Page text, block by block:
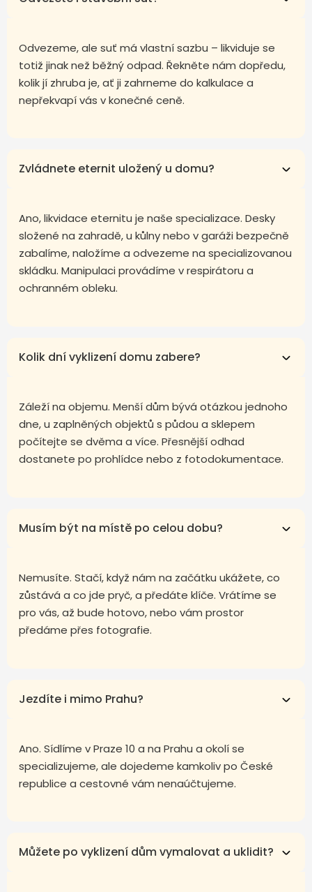
Odvezeme, ale suť má vlastní sazbu – likviduje se
totiž jinak než běžný odpad. Řekněte nám dopředu,
kolik jí zhruba je, ať ji zahrneme do kalkulace a
nepřekvapí vás v konečné ceně.
Zvládnete eternit uložený u domu?
Ano, likvidace eternitu je naše specializace. Desky
složené na zahradě, u kůlny nebo v garáži bezpečně
zabalíme, naložíme a odvezeme na specializovanou
skládku. Manipulaci provádíme v respirátoru a
ochranném obleku.
Kolik dní vyklizení domu zabere?
Záleží na objemu. Menší dům bývá otázkou jednoho
dne, u zaplněných objektů s půdou a sklepem
počítejte se dvěma a více. Přesnější odhad
dostanete po prohlídce nebo z fotodokumentace.
Musím být na místě po celou dobu?
Nemusíte. Stačí, když nám na začátku ukážete, co
zůstává a co jde pryč, a předáte klíče. Vrátíme se
pro vás, až bude hotovo, nebo vám prostor
předáme přes fotografie.
Jezdíte i mimo Prahu?
Ano. Sídlíme v Praze 10 a na Prahu a okolí se
specializujeme, ale dojedeme kamkoliv po České
republice a cestovné vám nenaúčtujeme.
Můžete po vyklizení dům vymalovat a uklidit?